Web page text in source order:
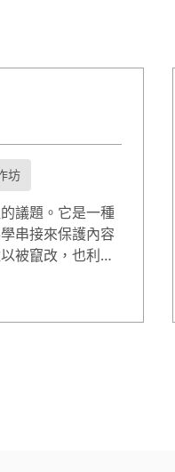
坊
議題。它是一種
串接來保護內容
被竄改，也利用
用中。資料難以
明 是區塊鏈的三
性；有效降低成